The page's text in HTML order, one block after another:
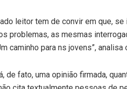
leitor tem de convir em que,
problemas, as mesmas
caminho para ns jovens”,
de fato, uma opinião firmada,